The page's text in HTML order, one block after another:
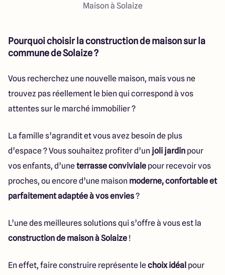
Maison à Solaize
Pourquoi choisir la construction de maison sur la
commune de Solaize ?
Vous recherchez une nouvelle maison, mais vous ne
trouvez pas réellement le bien qui correspond à vos
attentes sur le marché immobilier ?
La famille s’agrandit et vous avez besoin de plus
d’espace ? Vous souhaitez profiter d’un joli jardin pour
vos enfants, d’uneterrasse conviviale pour recevoir vos
proches, ou encore d’une maison moderne, confortable et
parfaitement adaptée à vos envies?
L’une des meilleures solutions qui s’offre à vous est la
construction de maison à Solaize !
En effet, faire construire représente lechoix idéal pour